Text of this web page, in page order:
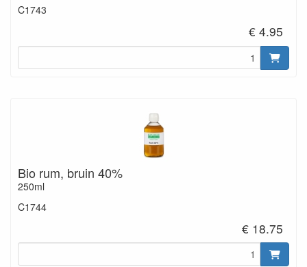
C1743
€ 4.95
Bio rum, bruin 40%
250ml
C1744
€ 18.75